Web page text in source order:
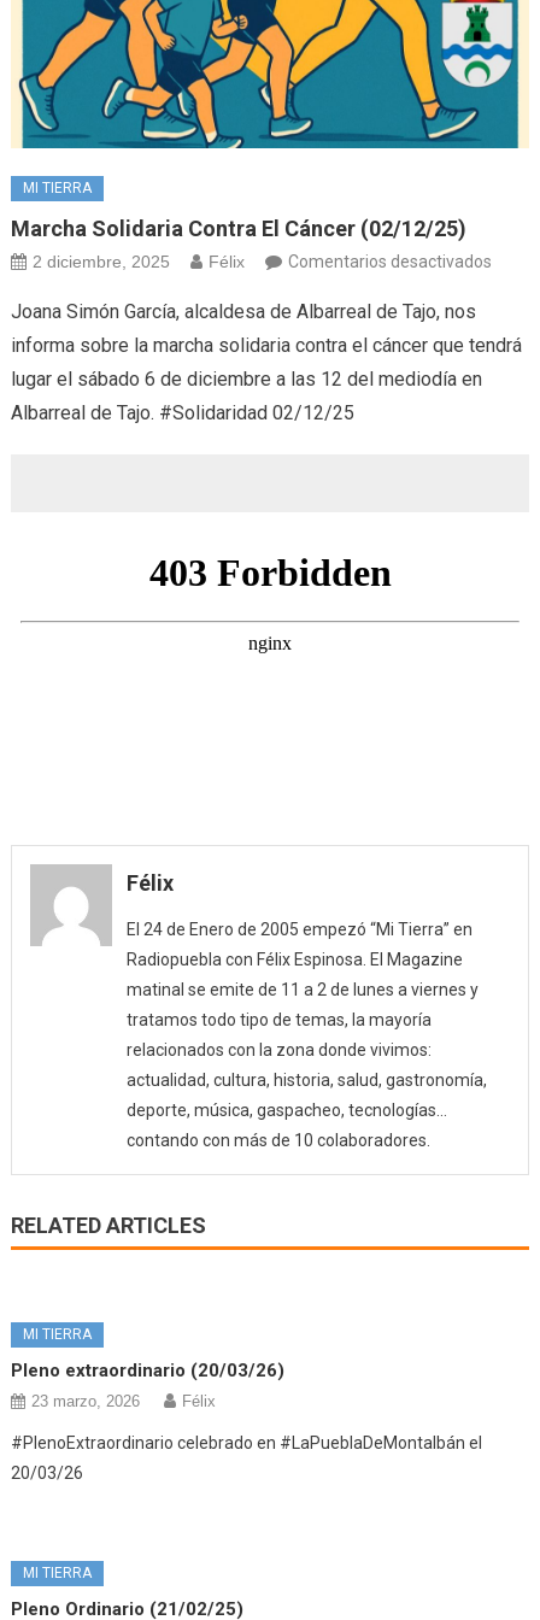
MI TIERRA
Marcha Solidaria Contra El Cáncer (02/12/25)
2 diciembre, 2025 Félix Comentarios desactivadosen
contra
Joana Simón García, alcaldesa de Albarreal de Tajo, nos
informa sobre la marcha solidaria contra el cáncer que tendrá
lugar el sábado 6 de diciembre a las 12 del mediodía en
Albarreal de Tajo. #Solidaridad 02/12/25
Félix
El 24 de Enero de 2005 empezó “Mi Tierra” en
Radiopuebla con Félix Espinosa. El Magazine
matinal se emite de 11 a 2 de lunes a viernes y
tratamos todo tipo de temas, la mayoría
relacionados con la zona donde vivimos:
actualidad, cultura, historia, salud, gastronomía,
deporte, música, gaspacheo, tecnologías…
contando con más de 10 colaboradores.
RELATED ARTICLES
MI TIERRA
Pleno extraordinario (20/03/26)
23 marzo, 2026 Félix
#PlenoExtraordinario celebrado en #LaPueblaDeMontalbán el
20/03/26
MI TIERRA
Pleno Ordinario (21/02/25)